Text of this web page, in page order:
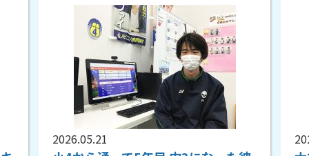
2026.05.21